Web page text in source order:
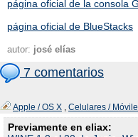
página oficial de la consola
página oficial de BlueStacks
autor: josé elías
7 comentarios
Apple / OS X , Celulares /
Previamente en eliax: